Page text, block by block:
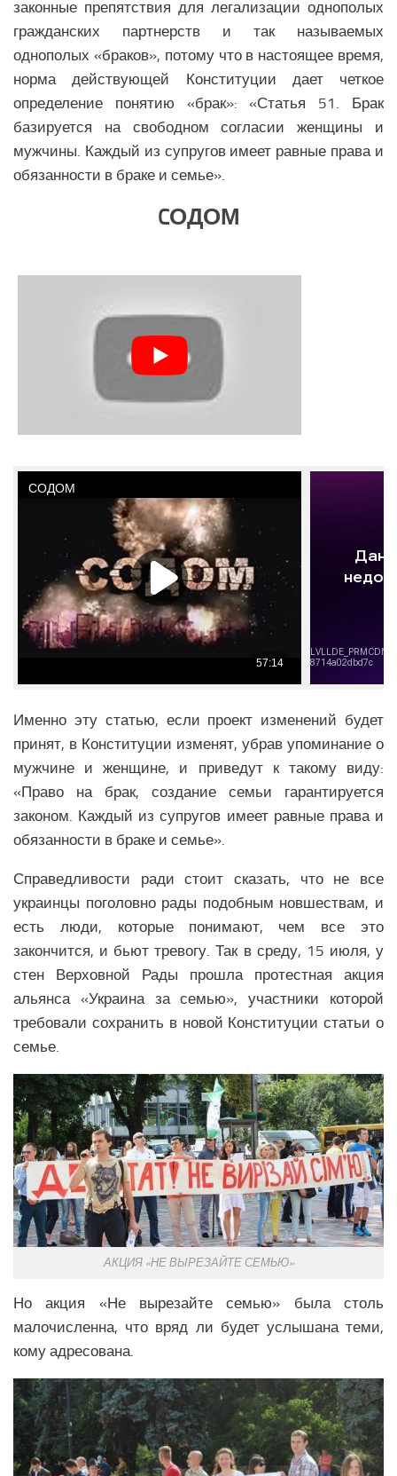
Общество Африки
Вооружение в Арктике
Климатические изменения в Арктике
законные препятствия для легализации однополых
гражданских партнерств и так называемых
однополых «браков», потому что в настоящее время,
норма действующей Конституции дает четкое
определение понятию «брак»: «Статья 51. Брак
базируется на свободном согласии женщины и
мужчины. Каждый из супругов имеет равные права и
обязанности в браке и семье».
CОДОМ
Именно эту статью, если проект изменений будет
принят, в Конституции изменят, убрав упоминание о
мужчине и женщине, и приведут к такому виду:
«Право на брак, создание семьи гарантируется
законом. Каждый из супругов имеет равные права и
обязанности в браке и семье».
Справедливости ради стоит сказать, что не все
украинцы поголовно рады подобным новшествам, и
есть люди, которые понимают, чем все это
закончится, и бьют тревогу. Так в среду, 15 июля, у
стен Верховной Рады прошла протестная акция
альянса «Украина за семью», участники которой
требовали сохранить в новой Конституции статьи о
семье.
АКЦИЯ «НЕ ВЫРЕЗАЙТЕ СЕМЬЮ»
Но акция «Не вырезайте семью» была столь
малочисленна, что вряд ли будет услышана теми,
кому адресована.